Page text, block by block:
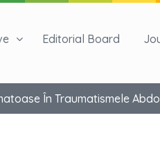
Editorial Board
În Traumatismele